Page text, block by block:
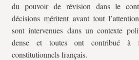
du pouvoir de révision dans le
décisions méritent avant tout
sont intervenues dans un contexte
dense et toutes ont contribué à
constitutionnels français.